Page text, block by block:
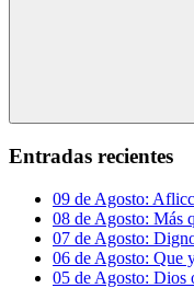
Entradas recientes
09 de Agosto:
08 de Agosto: Más
07 de Agosto:
06 de Agosto: Que
05 de Agosto: Dios